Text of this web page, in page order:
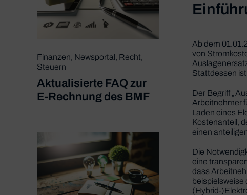
Finanzen, Newsportal, Recht,
Steuern
Aktualisierte FAQ zur
E-Rechnung des BMF
Ab dem
von
Stattdessen
Der Begriff
Arbeitnehmer
Laden eines
Kostenanteil,
einen
Die
eine
dass
beispielsweise
(Hybrid-